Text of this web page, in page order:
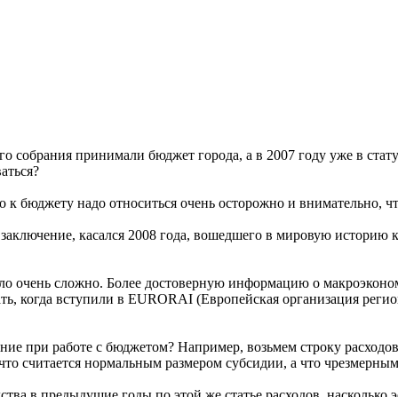
собрания принимали бюджет города, а в 2007 году уже в
бюджету надо относиться очень осторожно и внимательно,
касался 2008 года, вошедшего в мировую
очень сложно. Более достоверную информацию о
когда вступили в EURORAI (Европейская организация
при работе с бюджетом? Например, возьмем строку
считается нормальным размером субсидии, а что